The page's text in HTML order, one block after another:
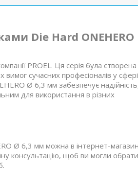
Die Hard ONEHERO
PROEL. Ця серія була створена
сучасних професіоналів у сфері
Ø 6,3 мм забезпечує
для використання в різних
Ø 6,3 мм можна в інтернет-
консультацію, щоб ви могли обрати